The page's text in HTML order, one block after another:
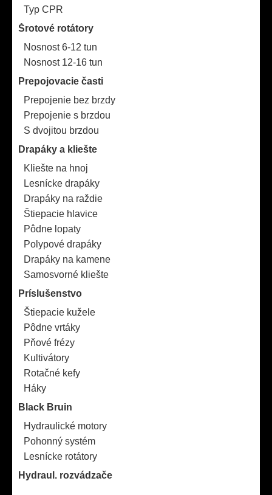
Typ CPR
Šrotové rotátory
Nosnost 6-12 tun
Nosnost 12-16 tun
Prepojovacie časti
Prepojenie bez brzdy
Prepojenie s brzdou
S dvojitou brzdou
Drapáky a kliešte
Kliešte na hnoj
Lesnícke drapáky
Drapáky na raždie
Štiepacie hlavice
Pôdne lopaty
Polypové drapáky
Drapáky na kamene
Samosvorné kliešte
Príslušenstvo
Štiepacie kužele
Pôdne vrtáky
Pňové frézy
Kultivátory
Rotačné kefy
Háky
Black Bruin
Hydraulické motory
Pohonný systém
Lesnícke rotátory
Hydraul. rozvádzače